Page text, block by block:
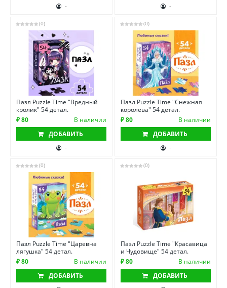
-
-
(0)
Пазл Puzzle Time "Вредный
кролик" 54 детал.
₽ 80
В наличии
ДОБАВИТЬ
-
(0)
Пазл Puzzle Time "Снежная
королева" 54 детал.
₽ 80
В наличии
ДОБАВИТЬ
-
(0)
Пазл Puzzle Time "Царевна
лягушка" 54 детал.
₽ 80
В наличии
ДОБАВИТЬ
(0)
Пазл Puzzle Time "Красавица
и Чудовище" 54 детал.
₽ 80
В наличии
ДОБАВИТЬ